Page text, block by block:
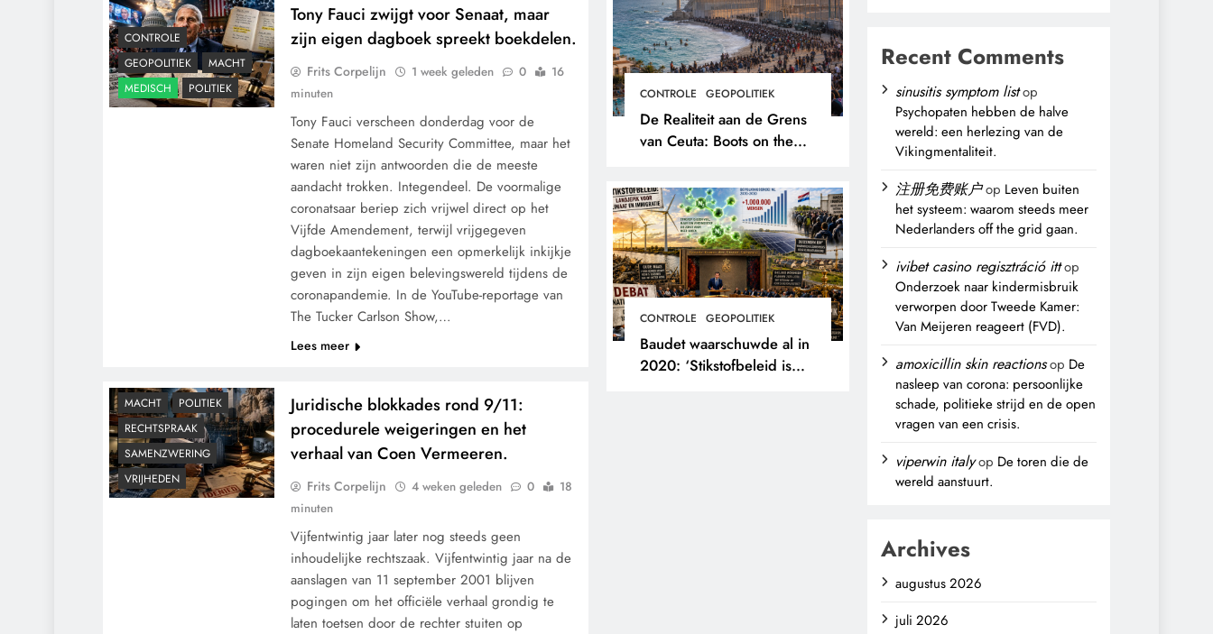
CONTROLE GEOPOLITIEK
De Realiteit aan de Grens
van Ceuta: Boots on the
CONTROLE GEOPOLITIEK
Baudet waarschuwde al in
2020: ‘Stikstofbeleid is
CONTROLE
GEOPOLITIEK
MACHT
MEDISCH
POLITIEK
Tony Fauci zwijgt voor Senaat, maar
zijn eigen dagboek spreekt boekdelen.
Frits Corpelijn 1 week geleden 0
16
minuten
Tony Fauci verscheen donderdag voor de
Senate Homeland Security Committee, maar het
waren niet zijn antwoorden die de meeste
aandacht trokken. Integendeel. De voormalige
coronatsaar beriep zich vrijwel direct op het
Vijfde Amendement, terwijl vrijgegeven
dagboekaantekeningen een opmerkelijk inkijkje
geven in zijn eigen belevingswereld tijdens de
coronapandemie. In de YouTube-reportage van
The Tucker Carlson Show,…
Lees meer
MACHT
POLITIEK
RECHTSPRAAK
SAMENZWERING
VRIJHEDEN
Juridische blokkades rond 9/11:
procedurele weigeringen en het
verhaal van Coen Vermeeren.
Frits Corpelijn 4 weken geleden 0
18
minuten
Vijfentwintig jaar later nog steeds geen
inhoudelijke rechtszaak. Vijfentwintig jaar na de
aanslagen van 11 september 2001 blijven
pogingen om het officiële verhaal grondig te
laten toetsen door de rechter stuiten op
Recent Comments
sinusitis symptom listop
Psychopaten hebben de halve
wereld: een herlezing van de
Vikingmentaliteit.
注册免费账户op Leven buiten
het systeem: waarom steeds meer
Nederlanders off the grid gaan.
ivibet casino regisztráció ittop
Onderzoek naar kindermisbruik
verworpen door Tweede Kamer:
Van Meijeren reageert (FVD).
amoxicillin skin reactionsop De
nasleep van corona: persoonlijke
schade, politieke strijd en de open
vragen van een crisis.
viperwin italyop De toren die de
wereld aanstuurt.
Archives
augustus 2026
juli 2026